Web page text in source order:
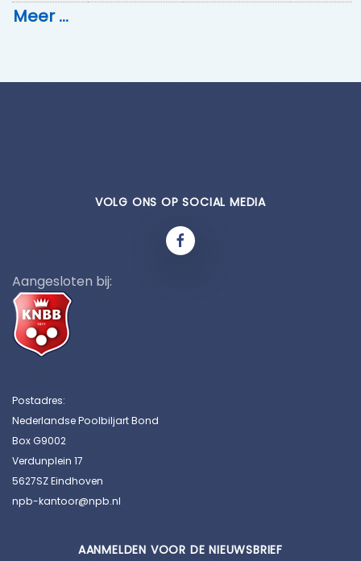
Meer …
VOLG ONS OP SOCIAL MEDIA
Aangesloten bij:
Postadres:
Nederlandse Poolbiljart Bond
Box G9002
Verdunplein 17
5627SZ Eindhoven
npb-kantoor@npb.nl
AANMELDEN VOOR DE NIEUWSBRIEF